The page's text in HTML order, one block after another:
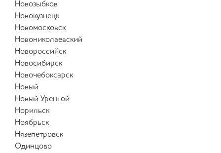
Новозыбков
Новокузнецк
Новомосковск
Новониколаевский
Новороссийск
Новосибирск
Новочебоксарск
Новый
Новый Уренгой
Норильск
Ноябрьск
Нязепетровск
Одинцово